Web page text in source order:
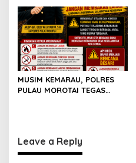
Morotai Tetap Aman dan
Kondusif
MUSIM KEMARAU, POLRES
PULAU MOROTAI TEGAS
Leave a Reply